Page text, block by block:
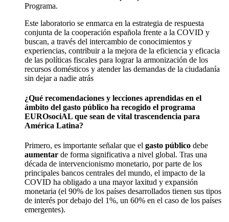
Programa.
Este laboratorio se enmarca en la estrategia de respuesta
conjunta de la cooperación española frente a la COVID y
buscan, a través del intercambio de conocimientos y
experiencias, contribuir a la mejora de la eficiencia y eficacia
de las políticas fiscales para lograr la armonización de los
recursos domésticos y atender las demandas de la ciudadanía
sin dejar a nadie atrás
¿Qué recomendaciones y lecciones aprendidas en el
ámbito del gasto público ha recogido el programa
EUROsociAL que sean de vital trascendencia para
América Latina?
Primero, es importante señalar que el gasto público debe
aumentar de forma significativa a nivel global. Tras una
década de intervencionismo monetario, por parte de los
principales bancos centrales del mundo, el impacto de la
COVID ha obligado a una mayor laxitud y expansión
monetaria (el 90% de los países desarrollados tienen sus tipos
de interés por debajo del 1%, un 60% en el caso de los países
emergentes).